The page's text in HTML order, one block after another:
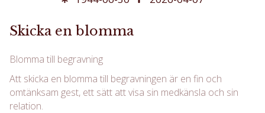
Skicka en blomma
Blomma till begravning
Att skicka en blomma till begravningen är en fin och
omtänksam gest, ett sätt att visa sin medkänsla och sin
relation.